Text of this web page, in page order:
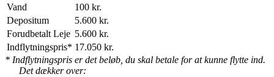
Vand
100 kr.
Depositum
5.600 kr.
Forudbetalt Leje 5.600 kr.
Indflytningspris* 17.050 kr.
* Indflytningspris er det beløb, du skal betale for at kunne flytte ind.
Det dækker over: